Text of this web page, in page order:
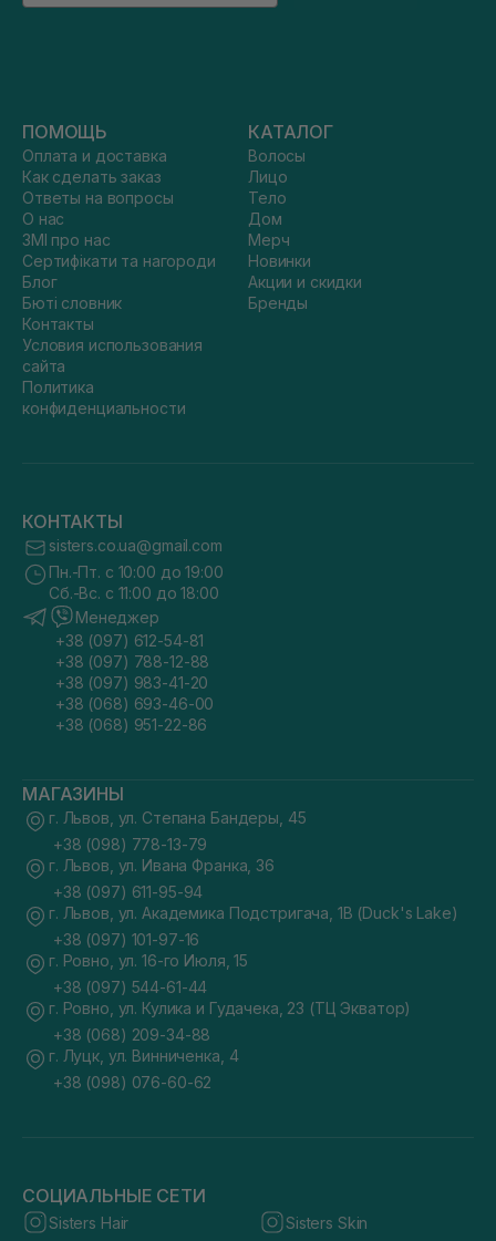
ПОМОЩЬ
Оплата и доставка
Как сделать заказ
Ответы на вопросы
О нас
ЗМІ про нас
Сертифікати та нагороди
Блог
Бюті словник
Контакты
Условия использования
сайта
Политика
конфиденциальности
КАТАЛОГ
Волосы
Лицо
Тело
Дом
Мерч
Новинки
Акции и скидки
Бренды
КОНТАКТЫ
sisters.co.ua@gmail.com
Пн.-Пт. с 10:00 до 19:00
Сб.-Вс. с 11:00 до 18:00
Менеджер
+38 (097) 612-54-81
+38 (097) 788-12-88
+38 (097) 983-41-20
+38 (068) 693-46-00
+38 (068) 951-22-86
МАГАЗИНЫ
г. Львов, ул. Степана Бандеры, 45
+38 (098) 778-13-79
г. Львов, ул. Ивана Франка, 36
+38 (097) 611-95-94
г. Львов, ул. Академика Подстригача, 1В (Duck's Lake)
+38 (097) 101-97-16
г. Ровно, ул. 16-го Июля, 15
+38 (097) 544-61-44
г. Ровно, ул. Кулика и Гудачека, 23 (ТЦ Экватор)
+38 (068) 209-34-88
г. Луцк, ул. Винниченка, 4
+38 (098) 076-60-62
СОЦИАЛЬНЫЕ СЕТИ
Sisters Hair Sisters Skin